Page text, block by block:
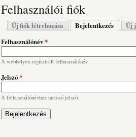
Felhasználói fiók
Elsődleges fülek
Új fiók létrehozása Bejelentkezés (aktív
Új
Felhasználónév*
A webhelyen regisztrált felhasználónév.
Jelszó*
A felhasználónévhez tartozó jelszó.